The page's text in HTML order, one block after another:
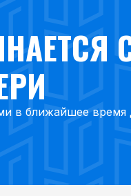
в ближайшее время